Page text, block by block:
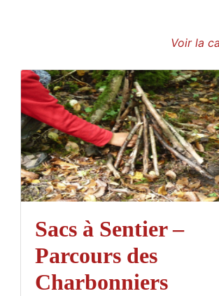
Voir la
Sacs à Sentier –
Parcours des
Charbonniers